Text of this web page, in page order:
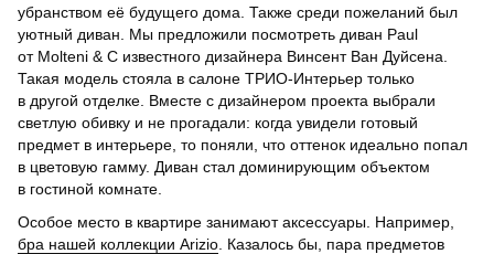
убранством её будущего дома. Также среди пожеланий был
уютный диван. Мы предложили посмотреть диван Paul
от Molteni & C известного дизайнера Винсент Ван Дуйсена.
Такая модель стояла в салоне ТРИО-Интерьер только
в другой отделке. Вместе с дизайнером проекта выбрали
светлую обивку и не прогадали: когда увидели готовый
предмет в интерьере, то поняли, что оттенок идеально попал
в цветовую гамму. Диван стал доминирующим объектом
в гостиной комнате.
Особое место в квартире занимают аксессуары. Например,
бра нашей коллекции Arizio . Казалось бы, пара предметов